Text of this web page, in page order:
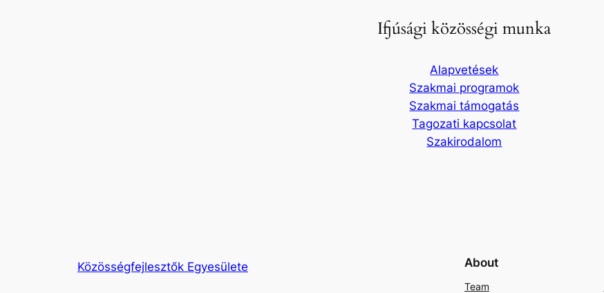
Ifjúsági közösségi munka
Alapvetések
Szakmai programok
Szakmai támogatás
Tagozati kapcsolat
Szakirodalom
Közösségfejlesztők Egyesülete About
Team